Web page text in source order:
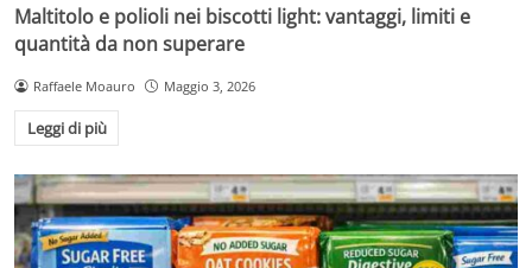
Maltitolo e polioli nei biscotti light: vantaggi, limiti e
quantità da non superare
Raffaele Moauro Maggio 3, 2026
Leggi di più